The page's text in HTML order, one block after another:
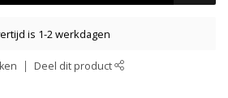
is 1-2 werkdagen
Deel dit product